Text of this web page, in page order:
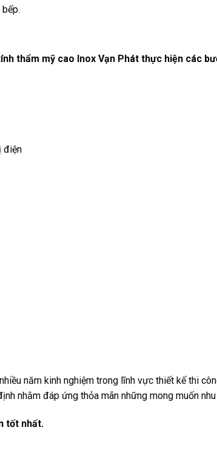
thẩm mỹ cao Inox Vạn Phát thực hiện các
điện
năm kinh nghiệm trong lĩnh vực thiết kế thi
nhằm đáp ứng thỏa mãn những mong muốn nhu
tốt nhất.